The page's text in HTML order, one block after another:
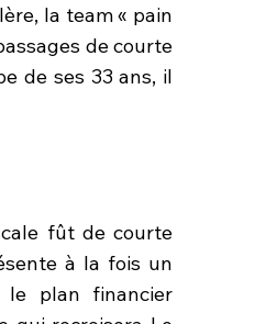
la team « pain
de courte
de ses 33 ans, il
fût de courte
à la fois un
le plan financier